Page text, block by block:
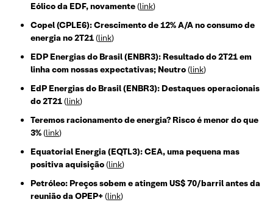
Eólico da EDF, novamente(link)
Copel (CPLE6): Crescimento de 12% A/A no consumo de
energia no 2T21(link)
EDP Energias do Brasil (ENBR3): Resultado do 2T21 em
linha com nossas expectativas; Neutro(link)
EdP Energias do Brasil (ENBR3): Destaques operacionais
do 2T21(link)
Teremos racionamento de energia? Risco é menor do que
3%(link)
Equatorial Energia (EQTL3): CEA, uma pequena mas
positiva aquisição(link)
Petróleo: Preços sobem e atingem US$ 70/barril antes da
reunião da OPEP+(link)